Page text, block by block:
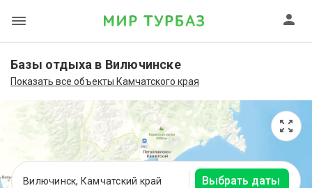
Базы отдыха в Вилючинске
Показать все объекты Камчатского края
Вилючинск, Камчатский край Выбрать даты